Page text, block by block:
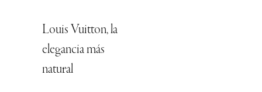
Louis Vuitton, la
elegancia más
natural